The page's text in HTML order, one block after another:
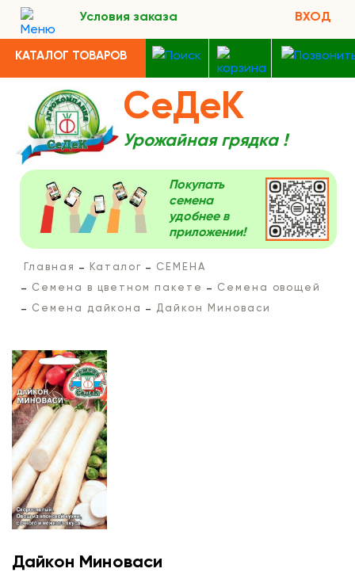
Условия заказа ВХОД
КАТАЛОГ ТОВАРОВ
СеДеК
Урожайная грядка !
Покупать
семена
удобнее в
приложении!
Главная Каталог
СЕМЕНА
Семена в цветном пакете
Семена овощей
Семена дайкона
Дайкон Миноваси
Дайкон Миноваси